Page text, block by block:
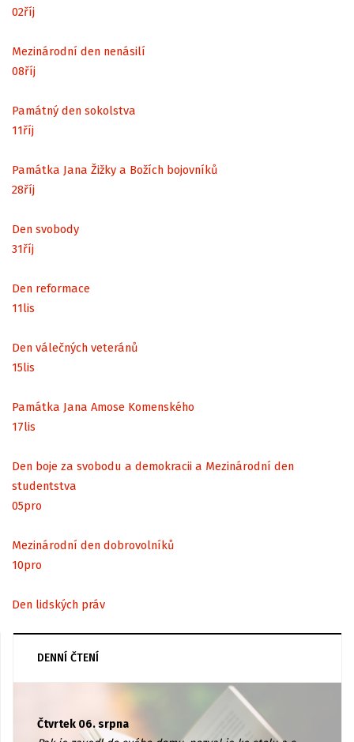
02říj
Mezinárodní den nenásilí
08říj
Památný den sokolstva
11říj
Památka Jana Žižky a Božích bojovníků
28říj
Den svobody
31říj
Den reformace
11lis
Den válečných veteránů
15lis
Památka Jana Amose Komenského
17lis
Den boje za svobodu a demokracii a Mezinárodní den
studentstva
05pro
Mezinárodní den dobrovolníků
10pro
Den lidských práv
DENNÍ ČTENÍ
Čtvrtek 06. srpna